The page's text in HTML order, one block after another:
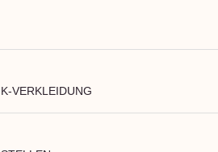
VERKLEIDUNG